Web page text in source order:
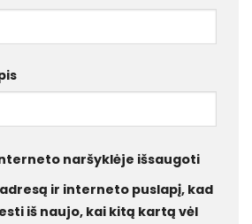
naršyklėje išsaugoti
ir interneto puslapį, kad
iš naujo, kai kitą kartą vėl